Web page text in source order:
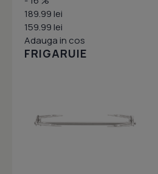
189.99 lei
159.99 lei
Adauga in cos
FRIGARUIE